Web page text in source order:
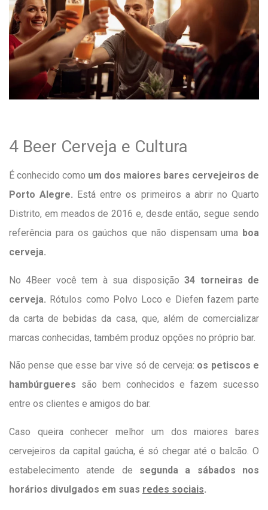
4 Beer Cerveja e Cultura
É conhecido como um dos maiores bares cervejeiros de
Porto Alegre. Está entre os primeiros a abrir no Quarto
Distrito, em meados de 2016 e, desde então, segue sendo
referência para os gaúchos que não dispensam uma boa
cerveja.
No 4Beer você tem à sua disposição34 torneiras de
cerveja. Rótulos como Polvo Loco e Diefen fazem parte
da carta de bebidas da casa, que, além de comercializar
marcas conhecidas, também produz opções no próprio bar.
Não pense que esse bar vive só de cerveja: os petiscos e
hambúrgueres são bem conhecidos e fazem sucesso
entre os clientes e amigos do bar.
Caso queira conhecer melhor um dos maiores bares
cervejeiros da capital gaúcha, é só chegar até o balcão. O
estabelecimento atende de segunda a sábados nos
horários divulgados em suas redes sociais.